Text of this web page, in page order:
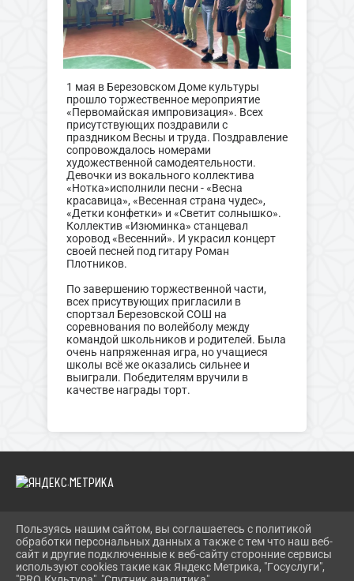
1 мая в Березовском Доме культуры
прошло торжественное мероприятие
«Первомайская импровизация». Всех
присутствующих поздравили с
праздником Весны и труда. Поздравление
сопровождалось номерами
художественной самодеятельности.
Девочки из вокального коллектива
«Нотка»исполнили песни - «Весна
красавица», «Весенная страна чудес»,
«Детки конфетки» и «Светит солнышко».
Коллектив «Изюминка» станцевал
хоровод «Весенний». И украсил концерт
своей песней под гитару Роман
Плотников.
По завершению торжественной части,
всех присутвующих пригласили в
спортзал Березовской СОШ на
соревнования по волейболу между
командой школьников и родителей. Была
очень напряженная игра, но учащиеся
школы всё же оказались сильнее и
выиграли. Победителям вручили в
качестве награды торт.
2026 Г. SOLN-MKC.RU
ВХОД
КАРТА САЙТА
ПОЛИТИКА ОБРАБОТКИ ПЕРСОНАЛЬНЫХ ДАННЫХ
Пользуясь нашим сайтом, вы соглашаетесь с политикой
обработки персональных данных а также с тем что наш веб-
сайт и другие подключенные к веб-сайту сторонние сервисы
используют cookies такие как Яндекс Метрика, "Госуслуги",